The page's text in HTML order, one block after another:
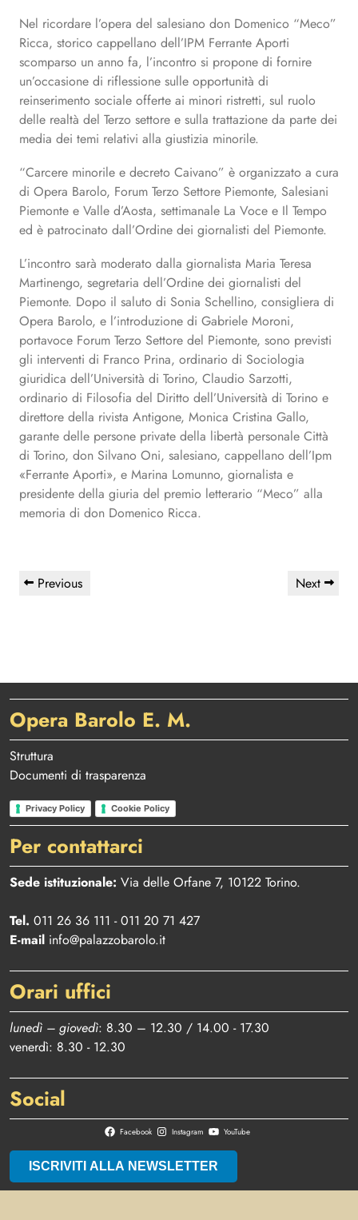
Nel ricordare l’opera del salesiano don Domenico “Meco”
Ricca, storico cappellano dell’IPM Ferrante Aporti
scomparso un anno fa, l’incontro si propone di fornire
un’occasione di riflessione sulle opportunità di
reinserimento sociale offerte ai minori ristretti, sul ruolo
delle realtà del Terzo settore e sulla trattazione da parte dei
media dei temi relativi alla giustizia minorile.
“Carcere minorile e decreto Caivano” è organizzato a cura
di Opera Barolo, Forum Terzo Settore Piemonte, Salesiani
Piemonte e Valle d’Aosta, settimanale La Voce e Il Tempo
ed è patrocinato dall’Ordine dei giornalisti del Piemonte.
L’incontro sarà moderato dalla giornalista Maria Teresa
Martinengo, segretaria dell’Ordine dei giornalisti del
Piemonte. Dopo il saluto di Sonia Schellino, consigliera di
Opera Barolo, e l’introduzione di Gabriele Moroni,
portavoce Forum Terzo Settore del Piemonte, sono previsti
gli interventi di Franco Prina, ordinario di Sociologia
giuridica dell’Università di Torino, Claudio Sarzotti,
ordinario di Filosofia del Diritto dell’Università di Torino e
direttore della rivista Antigone, Monica Cristina Gallo,
garante delle persone private della libertà personale Città
di Torino, don Silvano Oni, salesiano, cappellano dell’Ipm
«Ferrante Aporti», e Marina Lomunno, giornalista e
presidente della giuria del premio letterario “Meco” alla
memoria di don Domenico Ricca.
Navigazione
articoli
Previous
Previous
Next
Next
Opera Barolo E. M.
Struttura
Documenti di trasparenza
Privacy Policy Cookie Policy
Per contattarci
Sede istituzionale: Via delle Orfane 7, 10122 Torino.
Tel. 011 26 36 111 - 011 20 71 427
E-mail info@palazzobarolo.it
Orari uffici
lunedì – giovedì: 8.30 – 12.30 / 14.00 - 17.30
venerdì: 8.30 - 12.30
Social
Facebook Instagram YouTube
ISCRIVITI ALLA NEWSLETTER